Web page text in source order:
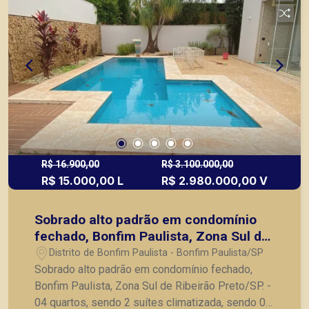
R$ 16.900,00
R$ 15.000,00 L
R$ 3.100.000,00
R$ 2.980.000,00 V
Sobrado alto padrão em condomínio
fechado, Bonfim Paulista, Zona Sul de
Ribeirão Preto/SP.
Distrito de Bonfim Paulista - Bonfim Paulista/SP
Sobrado alto padrão em condomínio fechado,
Bonfim Paulista, Zona Sul de Ribeirão Preto/SP. -
04 quartos, sendo 2 suítes climatizada, sendo 01